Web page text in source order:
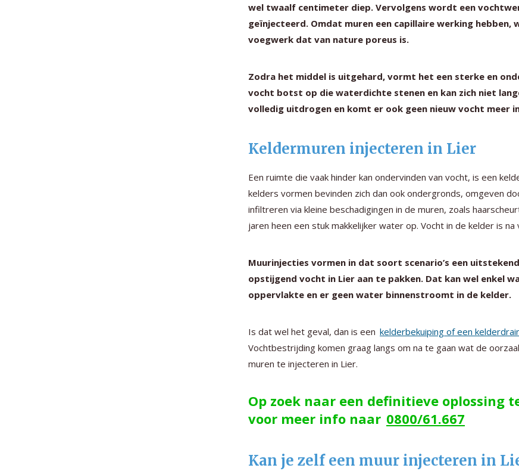
wel twaalf centimeter diep. Vervolgens wordt een
geïnjecteerd. Omdat muren een capillaire werking
voegwerk dat van nature poreus is.
Zodra het middel is uitgehard, vormt het een sterke en
vocht botst op die waterdichte stenen en kan zich niet
volledig uitdrogen en komt er ook geen nieuw vocht meer
Keldermuren injecteren in Lier
Een ruimte die vaak hinder kan ondervinden van vocht, is een
kelders vormen bevinden zich dan ook ondergronds, omgeven
infiltreren via kleine beschadigingen in de muren, zoals
jaren heen een stuk makkelijker water op. Vocht in de kelder is
Muurinjecties vormen in dat soort scenario’s een
opstijgend vocht in Lier aan te pakken. Dat kan wel enkel
oppervlakte en er geen water binnenstroomt in de kelder.
Is dat wel het geval, dan is een kelderbekuiping of een
Vochtbestrijding komen graag langs om na te gaan wat de
muren te injecteren in Lier.
Op zoek naar een definitieve oplossing
voor meer info naar 0800/61.667
Kan je zelf een muur injecteren in